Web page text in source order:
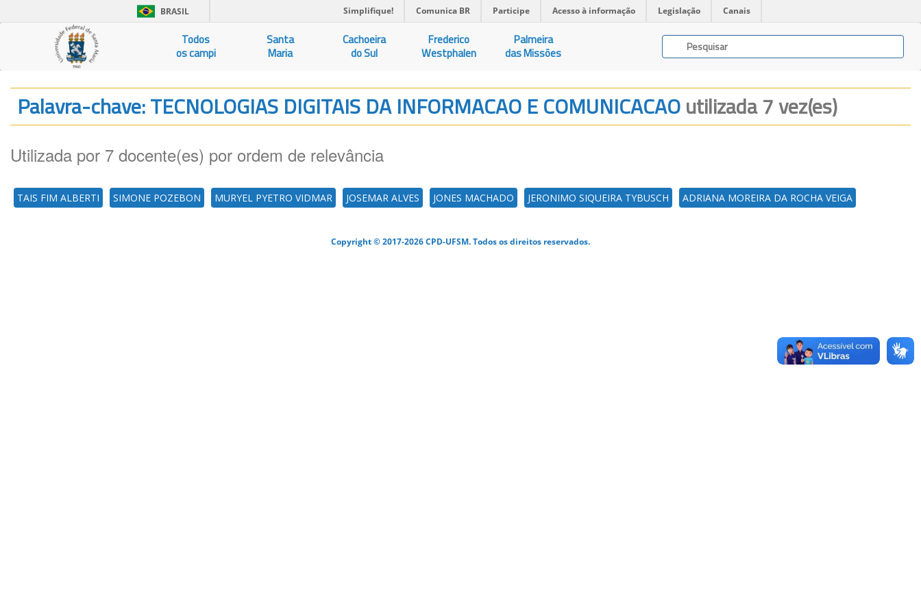
BRASIL Simplifique! Comunica BR Participe Acesso à informação Legislação Canais
Todos
os campi
Santa
Maria
Cachoeira
do Sul
Frederico
Westphalen
Palmeira
das Missões
Palavra-chave: TECNOLOGIAS DIGITAIS DA INFORMACAO E COMUNICACAOutilizada 7 vez(es)
Utilizada por 7 docente(es) por ordem de relevância
TAIS FIM ALBERTI SIMONE POZEBON MURYEL PYETRO VIDMAR JOSEMAR ALVES JONES MACHADO JERONIMO SIQUEIRA TYBUSCH ADRIANA MOREIRA DA ROCHA VEIGA
Copyright © 2017-2026 CPD-UFSM. Todos os direitos reservados.